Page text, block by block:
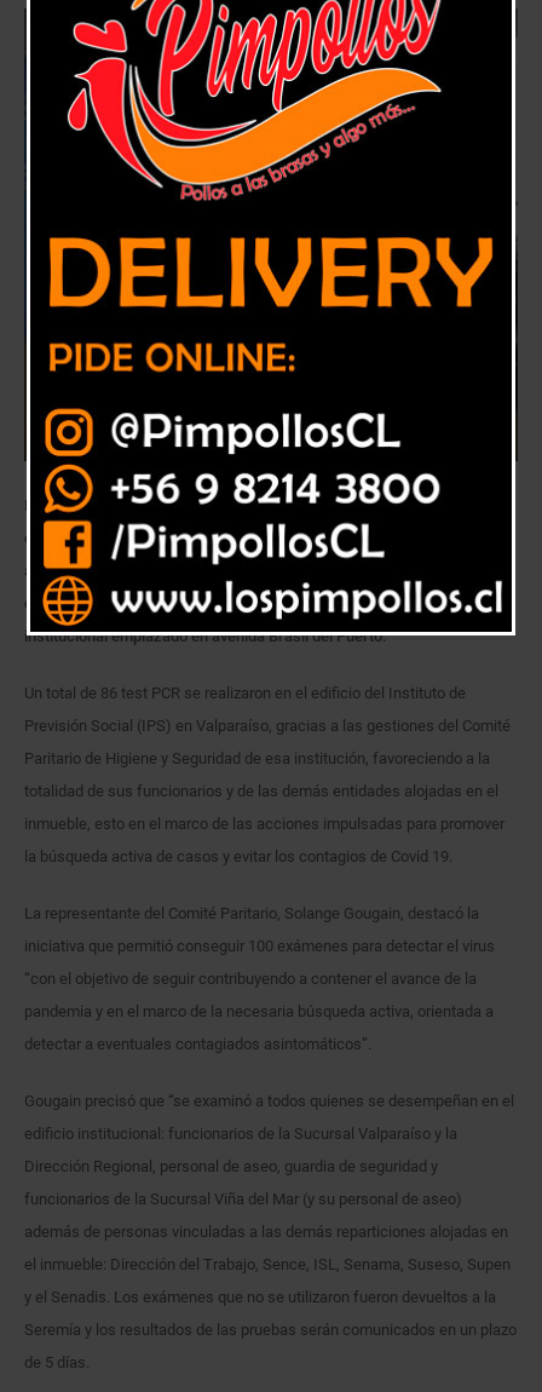
Iniciativa del Comité Paritario de Higiene y Seguridad del IPS Valparaíso
con la Seremía de Salud permitió conseguir 100 pruebas, que fueron
administradas a funcionarios de la Dirección Regional, Sucursales Viña
del Mar y Valparaíso y las demás reparticiones alojadas en el edificio
institucional emplazado en avenida Brasil del Puerto.
Un total de 86 test PCR se realizaron en el edificio del Instituto de
Previsión Social (IPS) en Valparaíso, gracias a las gestiones del Comité
Paritario de Higiene y Seguridad de esa institución, favoreciendo a la
totalidad de sus funcionarios y de las demás entidades alojadas en el
inmueble, esto en el marco de las acciones impulsadas para promover
la búsqueda activa de casos y evitar los contagios de Covid 19.
La representante del Comité Paritario, Solange Gougain, destacó la
iniciativa que permitió conseguir 100 exámenes para detectar el virus
“con el objetivo de seguir contribuyendo a contener el avance de la
pandemia y en el marco de la necesaria búsqueda activa, orientada a
detectar a eventuales contagiados asintomáticos”.
Gougain precisó que “se examinó a todos quienes se desempeñan en el
edificio institucional: funcionarios de la Sucursal Valparaíso y la
Dirección Regional, personal de aseo, guardia de seguridad y
funcionarios de la Sucursal Viña del Mar (y su personal de aseo)
además de personas vinculadas a las demás reparticiones alojadas en
el inmueble: Dirección del Trabajo, Sence, ISL, Senama, Suseso, Supen
y el Senadis. Los exámenes que no se utilizaron fueron devueltos a la
Seremía y los resultados de las pruebas serán comunicados en un plazo
de 5 días.